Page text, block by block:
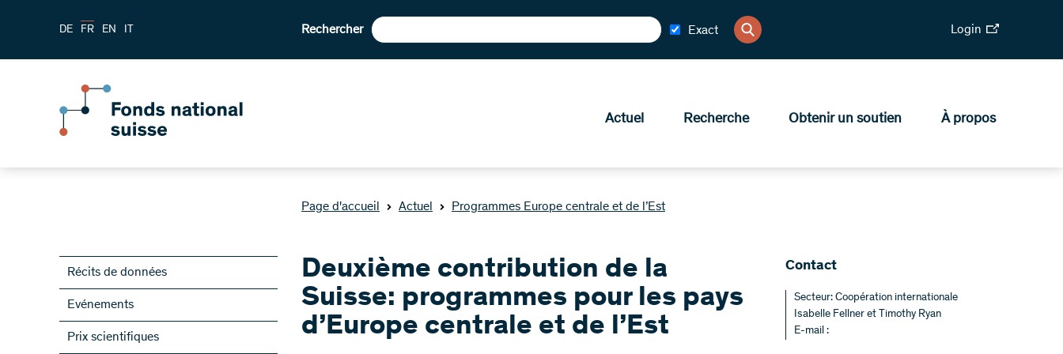
DE FR EN IT Rechercher Exact Login
Actuel Recherche Obtenir un soutien À propos
Page d'accueil Actuel Programmes Europe centrale et de l’Est
Récits de données
Evénements
Prix scientifiques
Deuxième contribution de la
Suisse: programmes pour les pays
d’Europe centrale et de l’Est
Contact
Secteur: Coopération internationale
Isabelle Fellner et Timothy Ryan
E-mail :